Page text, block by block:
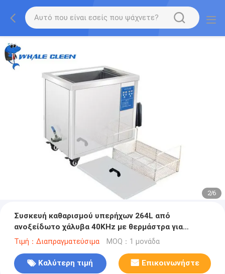
2/6
Συσκευή καθαρισμού υπερήχων 264L από
ανοξείδωτο χάλυβα 40KHz με θερμάστρα για
μεταλλικά πλαστικά μέρη
Τιμή：Διαπραγματεύσιμα MOQ：1 μονάδα
Καλύτερη τιμή Επικοινωνήστε